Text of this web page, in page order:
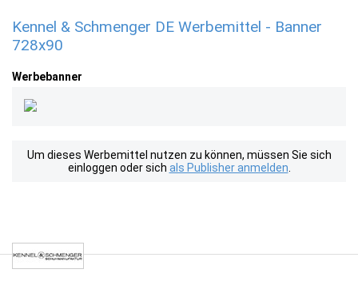
Kennel & Schmenger DE Werbemittel - Banner
728x90
Werbebanner
Um dieses Werbemittel nutzen zu können, müssen Sie sich
einloggen oder sich als Publisher anmelden